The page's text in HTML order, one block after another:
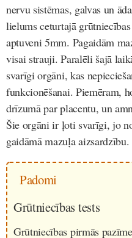
nervu sistēmas, galvas un
lielums ceturtajā
aptuveni 5mm. Pagaidām
visai strauji. Paralēli šajā
svarīgi orgāni, kas
funkcionēšanai. Piemēram,
drīzumā par placentu, un
Šie orgāni ir ļoti svarīgi, jo
gaidāmā mazuļa aizsardzību.
Padomi
Grūtniecības tests
Grūtniecības pirmās